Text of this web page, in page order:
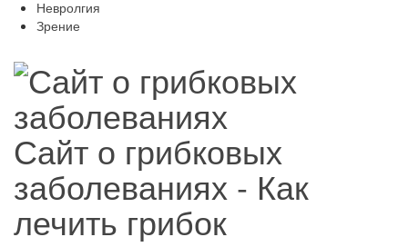
Невролгия
Зрение
Сайт о грибковых
заболеваниях - Как
лечить грибок